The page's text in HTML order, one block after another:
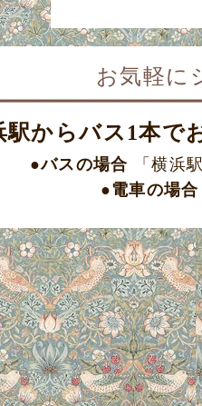
お気軽に
駅からバス1本で
●バスの場合 「横浜
●電車の場合